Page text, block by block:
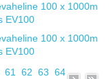
61 62 63 64